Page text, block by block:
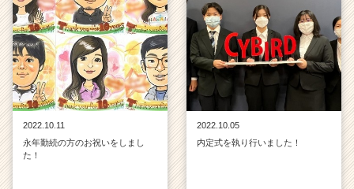
2022.10.11
永年勤続の方のお祝いをしまし
た！
2022.10.05
内定式を執り行いました！